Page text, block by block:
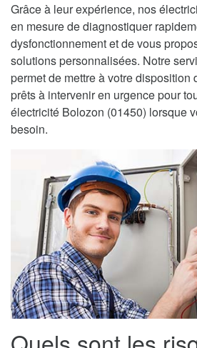
Grâce à leur expérience, nos
en mesure de diagnostiquer
dysfonctionnement et de vous
solutions personnalisées. Notre
permet de mettre à votre disposition
prêts à intervenir en urgence pour
électricité Bolozon (01450) lorsque
besoin.